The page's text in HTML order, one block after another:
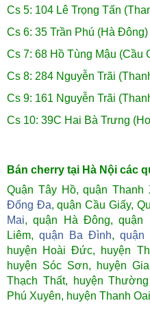
Cs 5: 104 Lê Trọng Tấn
Cs 6: 35 Trần Phú (Hà Đông)
Cs 7: 68 Hồ Tùng Mậu (Cầu
Cs 8: 284 Nguyễn Trãi
Cs 9: 161 Nguyễn Trãi
Cs 10: 39C Hai Bà Trưng
Bán cherry tại Hà Nội các
Quận Tây Hồ, quận Thanh
Đống Đa, quận Cầu Giấy,
Mai, quận Hà Đông, quận
Liêm, quận Ba Đình, quận
huyện Hoài Đức, huyện
huyện Sóc Sơn, huyện
Thạch Thất, huyện
Phú Xuyên, huyện Thanh Oai